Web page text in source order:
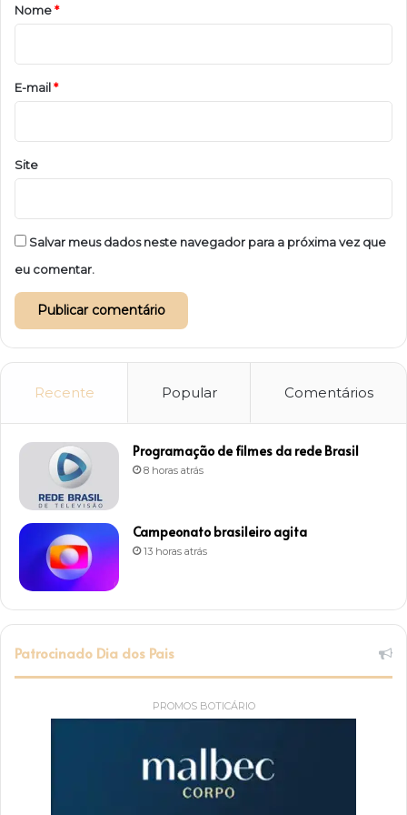
r
o
*
Nome*
E-mail*
Site
Salvar meus dados neste navegador para a próxima vez que
eu comentar.
Recente Popular Comentários
Programação de filmes da rede Brasil
8 horas atrás
Campeonato brasileiro agita
13 horas atrás
Patrocinado Dia dos Pais
PROMOS BOTICÁRIO